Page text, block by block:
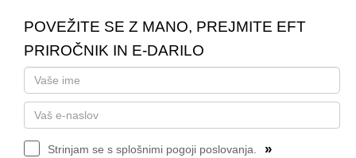
POVEŽITE SE Z MANO, PREJMITE EFT
PRIROČNIK IN E-DARILO
Strinjam se s splošnimi pogoji poslovanja. »